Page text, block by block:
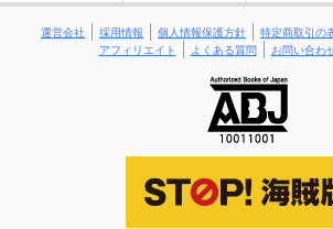
運営会社 採用情報 個人情報保護方針 特定商取引の
アフィリエイト
よくある質問 お問い合わ